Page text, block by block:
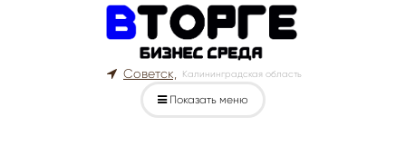
Советск, Калининградская область
Показать меню